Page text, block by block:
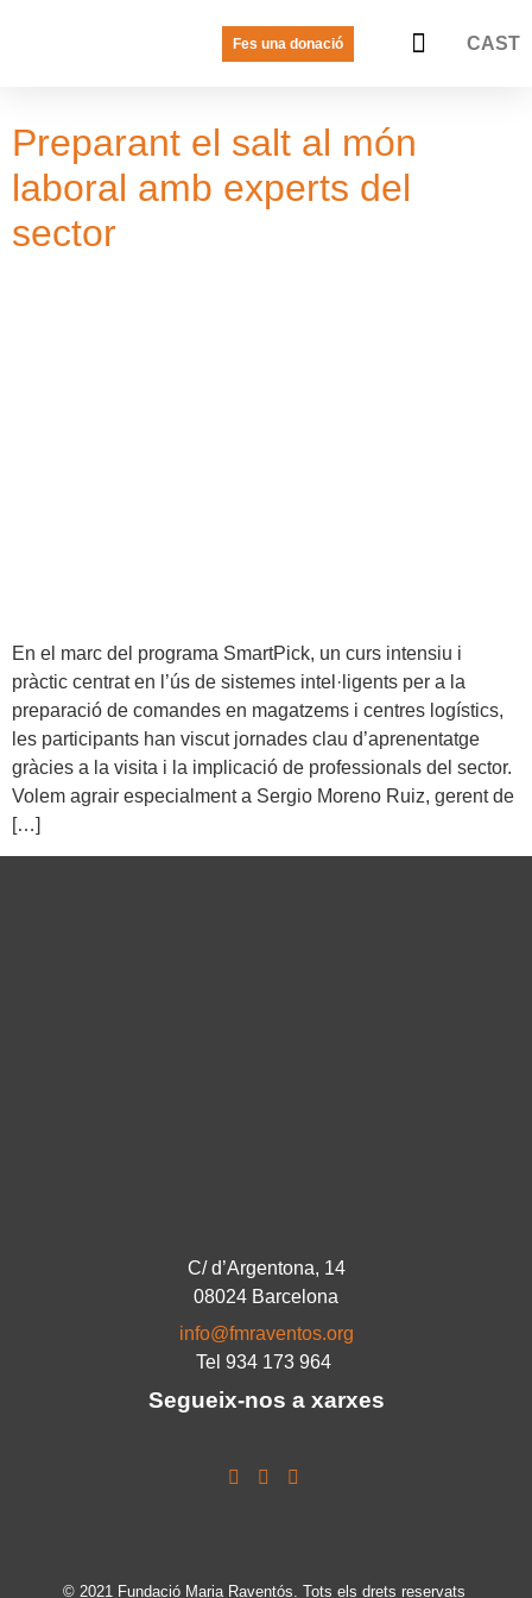
Fes una donació CAST
Preparant el salt al món
laboral amb experts del
sector
En el marc del programa SmartPick, un curs intensiu i
pràctic centrat en l’ús de sistemes intel·ligents per a la
preparació de comandes en magatzems i centres logístics,
les participants han viscut jornades clau d’aprenentatge
gràcies a la visita i la implicació de professionals del sector.
Volem agrair especialment a Sergio Moreno Ruiz, gerent de
[…]
C/ d’Argentona, 14
08024 Barcelona
info@fmraventos.org
Tel 934 173 964
Segueix-nos a xarxes
© 2021 Fundació Maria Raventós. Tots els drets reservats